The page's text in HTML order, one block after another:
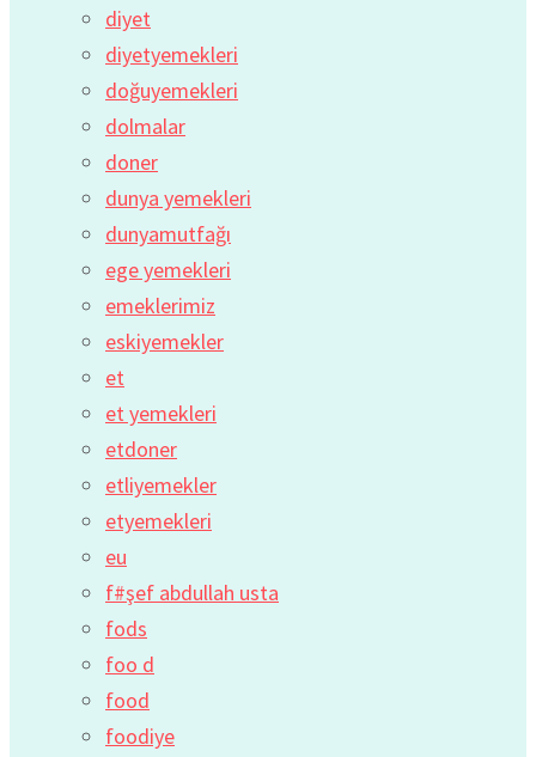
diyet
diyetyemekleri
doğuyemekleri
dolmalar
doner
dunya yemekleri
dunyamutfağı
ege yemekleri
emeklerimiz
eskiyemekler
et
et yemekleri
etdoner
etliyemekler
etyemekleri
eu
f#şef abdullah usta
fods
foo d
food
foodiye